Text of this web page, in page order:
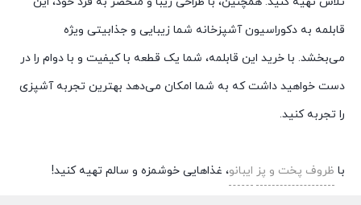
قابلمه به دکوراسیون آشپزخانه شما زیبایی و جذابیتی ویژه
می‌بخشد. با خرید این قابلمه، شما یک قطعه با کیفیت و با دوام را در
دست خواهید داشت که به شما امکان می‌دهد بهترین تجربه آشپزی
را تجربه کنید.
با ظروف پخت و پز ایبانو، غذاهایی خوشمزه و سالم تهیه کنید!